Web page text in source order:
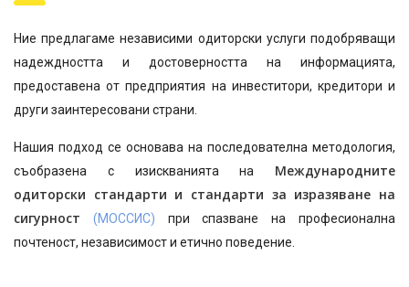
Ние предлагаме независими одиторски услуги подобряващи
надеждността и достоверността на информацията,
предоставена от предприятия на инвеститори, кредитори и
други заинтересовани страни.
Нашия подход се основава на последователна методология,
съобразена с изискванията на Международнитe
одиторски стандарти и стандарти за изразяване на
сигурност (МОССИС) при спазване на професионална
почтеност, независимост и етично поведение.